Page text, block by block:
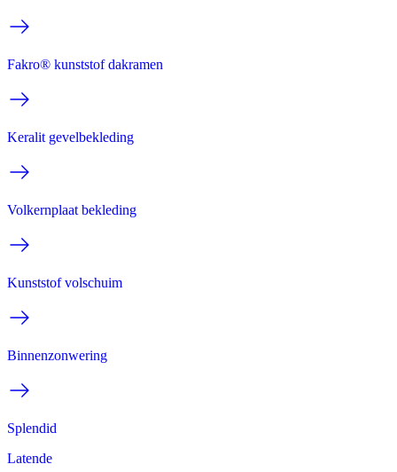
Fakro® kunststof dakramen
Keralit gevelbekleding
Volkernplaat bekleding
Kunststof volschuim
Binnenzonwering
Splendid
Latende